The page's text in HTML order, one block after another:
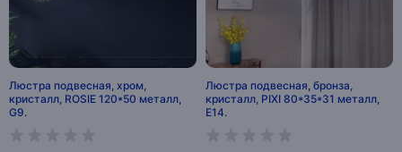
Люстра подвесная, хром,
кристалл, ROSIE 120*50 металл,
G9.
Люстра подвесная, бронза,
кристалл, PIXI 80*35*31 металл,
E14.